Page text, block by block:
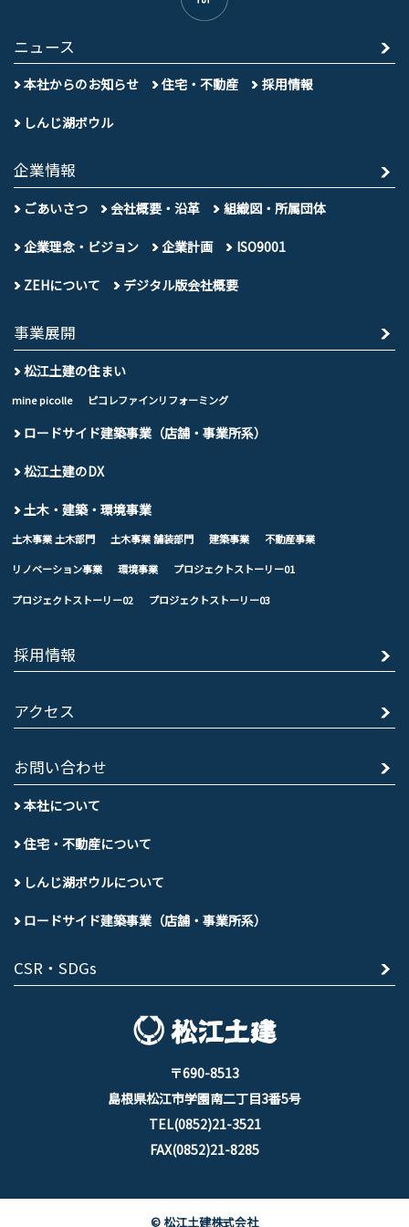
ニュース
本社からのお知らせ 住宅・不動産 採用情報
しんじ湖ボウル
企業情報
ごあいさつ 会社概要・沿革 組織図・所属団体
企業理念・ビジョン 企業計画 ISO9001
ZEHについて デジタル版会社概要
事業展開
松江土建の住まい
mine picolle ピコレファインリフォーミング
ロードサイド建築事業（店舗・事業所系）
松江土建のDX
土木・建築・環境事業
土木事業 土木部門 土木事業 舗装部門 建築事業 不動産事業
リノベーション事業 環境事業 プロジェクトストーリー01
プロジェクトストーリー02 プロジェクトストーリー03
採用情報
アクセス
お問い合わせ
本社について
住宅・不動産について
しんじ湖ボウルについて
ロードサイド建築事業（店舗・事業所系）
CSR・SDGs
〒690-8513
島根県松江市学園南二丁目3番5号
TEL(0852)21-3521
FAX(0852)21-8285
© 松江土建株式会社